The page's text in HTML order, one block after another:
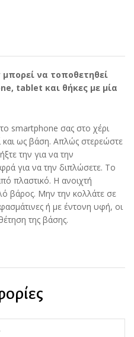
να τοποθετηθεί
tablet και θήκες με μία
το smartphone σας στο χέρι
και ως βάση. Απλώς στερεώστε
την για να την
για να την διπλώσετε. Το
πλαστικό. Η ανοιχτή
βάρος. Μην την κολλάτε σε
ή με έντονη υφή, οι
της βάσης.